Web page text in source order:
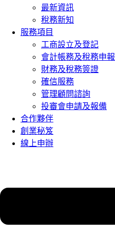
最新資訊
稅務新知
服務項目
工商設立及登記
會計帳務及稅務申報
財務及稅務簽證
確信服務
管理顧問諮詢
投審會申請及報備
合作夥伴
創業秘笈
線上申辦